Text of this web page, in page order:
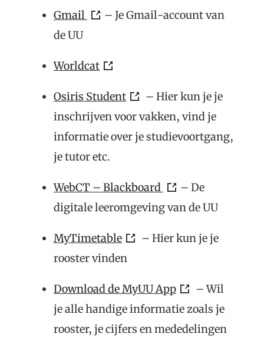
Gmail
– Je Gmail-account van
de UU
Worldcat
Osiris Student
– Hier kun je je
inschrijven voor vakken, vind je
informatie over je studievoortgang,
je tutor etc.
WebCT – Blackboard
– De
digitale leeromgeving van de UU
MyTimetable
– Hier kun je je
rooster vinden
Download de MyUU App
– Wil
je alle handige informatie zoals je
rooster, je cijfers en mededelingen